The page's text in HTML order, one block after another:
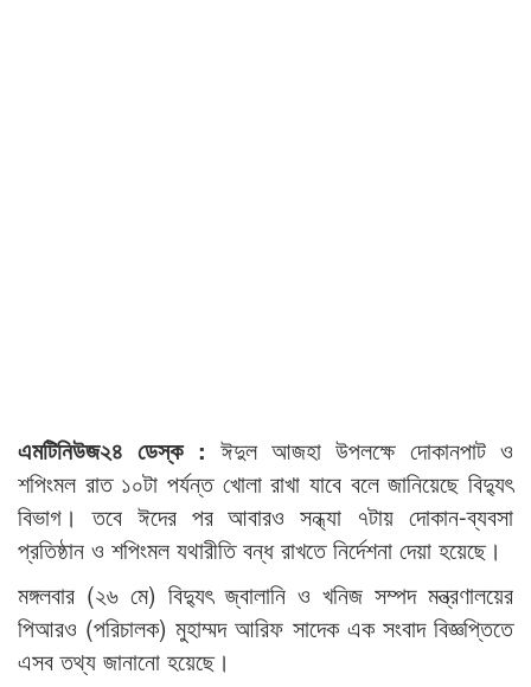
এমটিনিউজ২৪ ডেস্ক : ঈদুল আজহা উপলক্ষে দোকানপাট ও
শপিংমল রাত ১০টা পর্যন্ত খোলা রাখা যাবে বলে জানিয়েছে বিদ্যুৎ
বিভাগ। তবে ঈদের পর আবারও সন্ধ্যা ৭টায় দোকান-ব্যবসা
প্রতিষ্ঠান ও শপিংমল যথারীতি বন্ধ রাখতে নির্দেশনা দেয়া হয়েছে।
মঙ্গলবার (২৬ মে) বিদ্যুৎ জ্বালানি ও খনিজ সম্পদ মন্ত্রণালয়ের
পিআরও (পরিচালক) মুহাম্মদ আরিফ সাদেক এক সংবাদ বিজ্ঞপ্তিতে
এসব তথ্য জানানো হয়েছে।